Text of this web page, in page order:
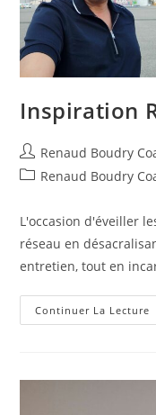
Inspiration
Renaud Boudry
Renaud Boudry
L'occasion d'éveiller
réseau en
entretien, tout en
Continuer La Lecture